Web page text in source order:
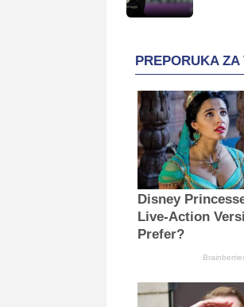
PREPORUKA ZA
Disney
Live-Action
Prefer?